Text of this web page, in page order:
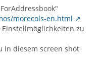
morecols-en.html
zu
in diesem screen shot